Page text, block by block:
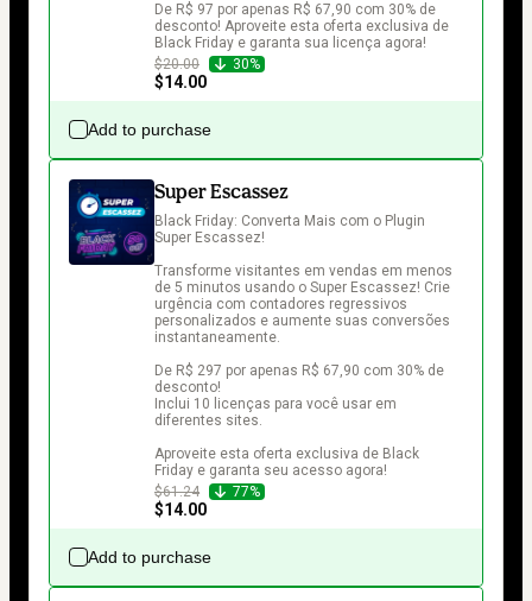
De R$ 97 por apenas R$ 67,90 com 30% de
desconto! Aproveite esta oferta exclusiva de
Black Friday e garanta sua licença agora!
$20.00
30%
$14.00
Add to purchase
Super Escassez
Black Friday: Converta Mais com o Plugin
Super Escassez!
Transforme visitantes em vendas em menos
de 5 minutos usando o Super Escassez! Crie
urgência com contadores regressivos
personalizados e aumente suas conversões
instantaneamente.
De R$ 297 por apenas R$ 67,90 com 30% de
desconto!
Inclui 10 licenças para você usar em
diferentes sites.
Aproveite esta oferta exclusiva de Black
Friday e garanta seu acesso agora!
$61.24
77%
$14.00
Add to purchase